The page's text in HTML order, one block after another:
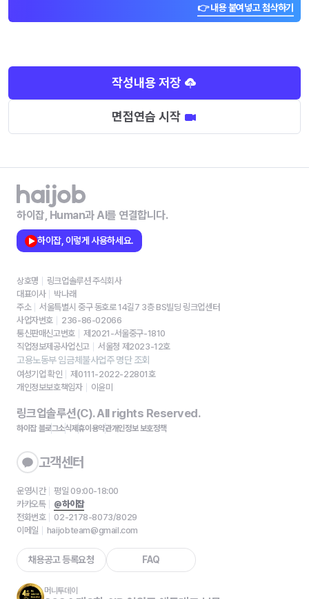
👉 내용 붙여넣고 첨삭하기
작성내용 저장
면접연습 시작
하이잡, Human과 AI를 연결합니다.
하이잡, 이렇게 사용하세요.
상호명
링크업솔루션 주식회사
대표이사
박나래
주소
서울특별시 중구 동호로 14길7 3층 BS빌딩 링크업센터
사업자번호
236-86-02066
통신판매신고번호
제2021-서울중구-1810
직업정보제공사업신고
서울청 제2023-12호
고용노동부 임금체불사업주 명단 조회
여성기업 확인
제0111-2022-22801호
개인정보보호책임자
이윤미
링크업솔루션(C). All rights Reserved.
하이잡 블로그소식제휴이용약관개인정보 보호정책
고객센터
운영시간
평일 09:00-18:00
카카오톡
@하이잡
전화번호
02-2178-8073/8029
이메일
haijobteam@gmail.com
채용공고 등록요청 FAQ
머니투데이